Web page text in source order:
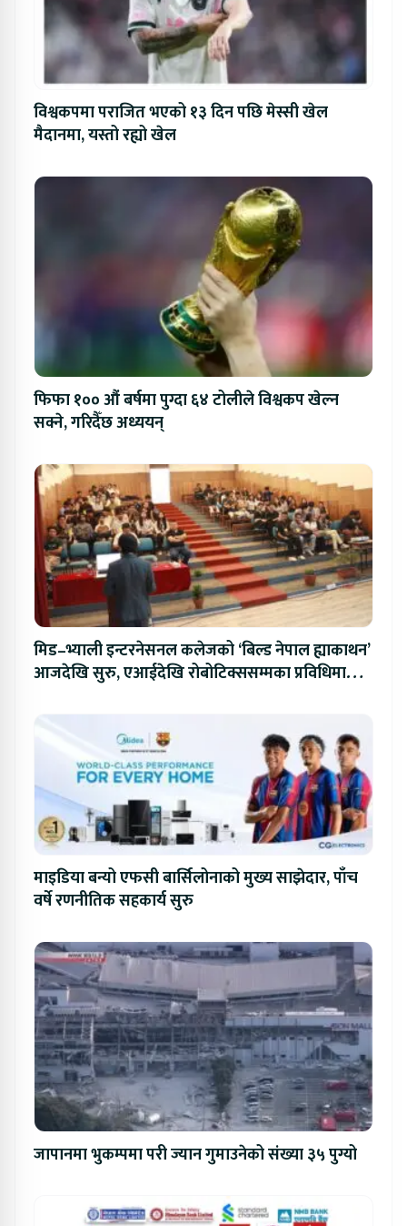
विश्वकपमा पराजित भएको १३ दिन पछि मेस्सी खेल
मैदानमा, यस्तो रह्यो खेल
फिफा १०० औं बर्षमा पुग्दा ६४ टोलीले विश्वकप खेल्न
सक्ने, गरिदैँछ अध्ययन्
मिड–भ्याली इन्टरनेसनल कलेजको ‘बिल्ड नेपाल ह्याकाथन’
आजदेखि सुरु, एआईदेखि रोबोटिक्ससम्मका प्रविधिमा
माइडिया बन्यो एफसी बार्सिलोनाको मुख्य साझेदार, पाँच
वर्षे रणनीतिक सहकार्य सुरु
जापानमा भुकम्पमा परी ज्यान गुमाउनेको संख्या ३५ पुग्यो